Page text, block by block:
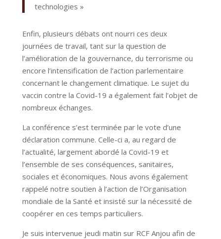
technologies »
Enfin, plusieurs débats ont nourri ces deux
journées de travail, tant sur la question de
l’amélioration de la gouvernance, du terrorisme ou
encore l’intensification de l’action parlementaire
concernant le changement climatique. Le sujet du
vaccin contre la Covid-19 a également fait l’objet de
nombreux échanges.
La conférence s’est terminée par le vote d’une
déclaration commune. Celle-ci a, au regard de
l’actualité, largement abordé la Covid-19 et
l’ensemble de ses conséquences, sanitaires,
sociales et économiques. Nous avons également
rappelé notre soutien à l’action de l’Organisation
mondiale de la Santé et insisté sur la nécessité de
coopérer en ces temps particuliers.
Je suis intervenue jeudi matin sur RCF Anjou afin de